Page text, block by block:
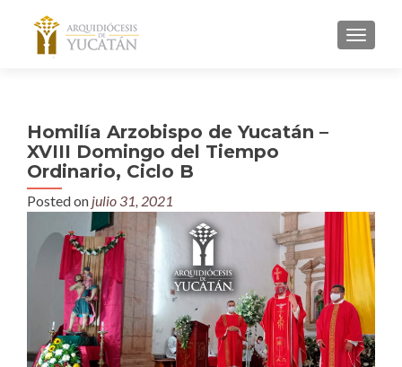
MENU
Homilía Arzobispo de Yucatán –
XVIII Domingo del Tiempo
Ordinario, Ciclo B
Posted on julio 31, 2021